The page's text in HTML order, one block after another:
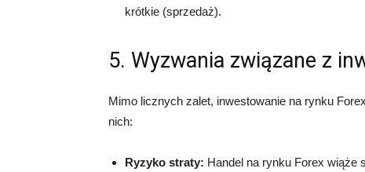
krótkie (sprzedaż).
5. Wyzwania związane z
Mimo licznych zalet, inwestowanie na rynku
nich:
Ryzyko straty: Handel na rynku Forex wiąże